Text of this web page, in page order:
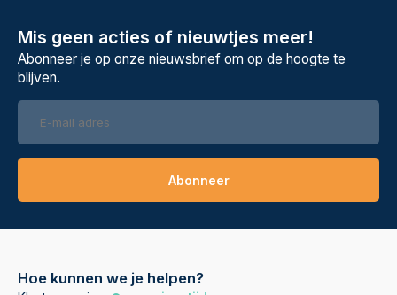
Mis geen acties of nieuwtjes meer!
Abonneer je op onze nieuwsbrief om op de hoogte te
blijven.
Abonneer
Hoe kunnen we je helpen?